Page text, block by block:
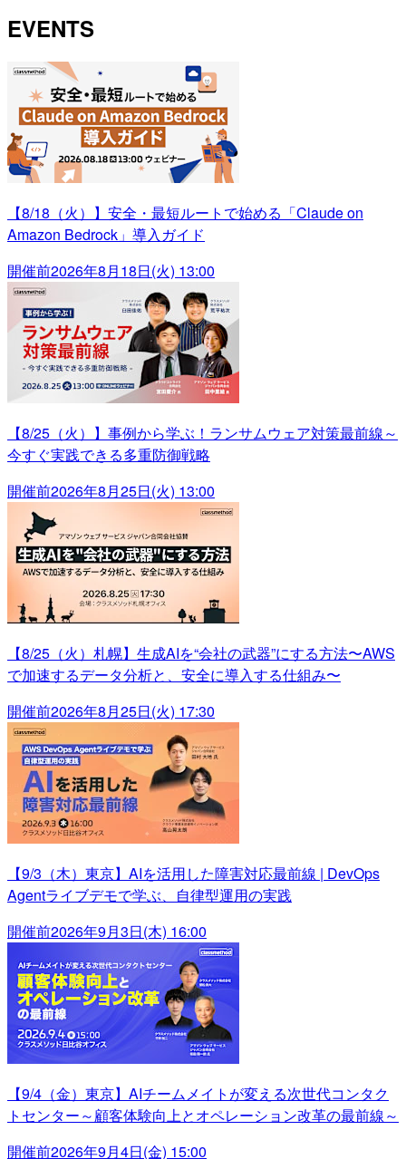
EVENTS
【8/18（火）】安全・最短ルートで始める「Claude on
Amazon Bedrock」導入ガイド
開催前2026年8月18日(火) 13:00
【8/25（火）】事例から学ぶ！ランサムウェア対策最前線～
今すぐ実践できる多重防御戦略
開催前2026年8月25日(火) 13:00
【8/25（火）札幌】生成AIを“会社の武器”にする方法〜AWS
で加速するデータ分析と、安全に導入する仕組み〜
開催前2026年8月25日(火) 17:30
【9/3（木）東京】AIを活用した障害対応最前線 | DevOps
Agentライブデモで学ぶ、自律型運用の実践
開催前2026年9月3日(木) 16:00
【9/4（金）東京】AIチームメイトが変える次世代コンタク
トセンター～顧客体験向上とオペレーション改革の最前線～
開催前2026年9月4日(金) 15:00